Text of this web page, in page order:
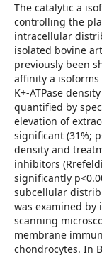
The catalytic a
controlling the
intracellular
isolated bovine
previously been
affinity a isoforms
K+-ATPase
quantified by
elevation of
significant (31%;
density and
inhibitors
significantly
subcellular
was examined by
scanning
membrane
chondrocytes. In